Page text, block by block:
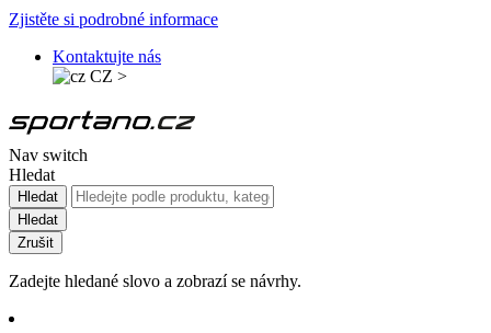
Zjistěte si podrobné informace
Kontaktujte nás
CZ >
Nav switch
Hledat
Hledat
Hledat
Zrušit
Zadejte hledané slovo a zobrazí se návrhy.